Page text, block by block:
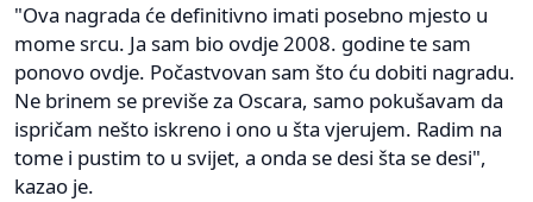
"Ova nagrada će definitivno imati posebno mjesto u
mome srcu. Ja sam bio ovdje 2008. godine te sam
ponovo ovdje. Počastvovan sam što ću dobiti nagradu.
Ne brinem se previše za Oscara, samo pokušavam da
ispričam nešto iskreno i ono u šta vjerujem. Radim na
tome i pustim to u svijet, a onda se desi šta se desi",
kazao je.